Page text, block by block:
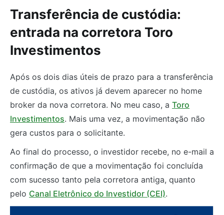
Transferência de custódia:
entrada na corretora Toro
Investimentos
Após os dois dias úteis de prazo para a transferência
de custódia, os ativos já devem aparecer no home
broker da nova corretora. No meu caso, a Toro
Investimentos. Mais uma vez, a movimentação não
gera custos para o solicitante.
Ao final do processo, o investidor recebe, no e-mail a
confirmação de que a movimentação foi concluída
com sucesso tanto pela corretora antiga, quanto
pelo Canal Eletrônico do Investidor (CEI).